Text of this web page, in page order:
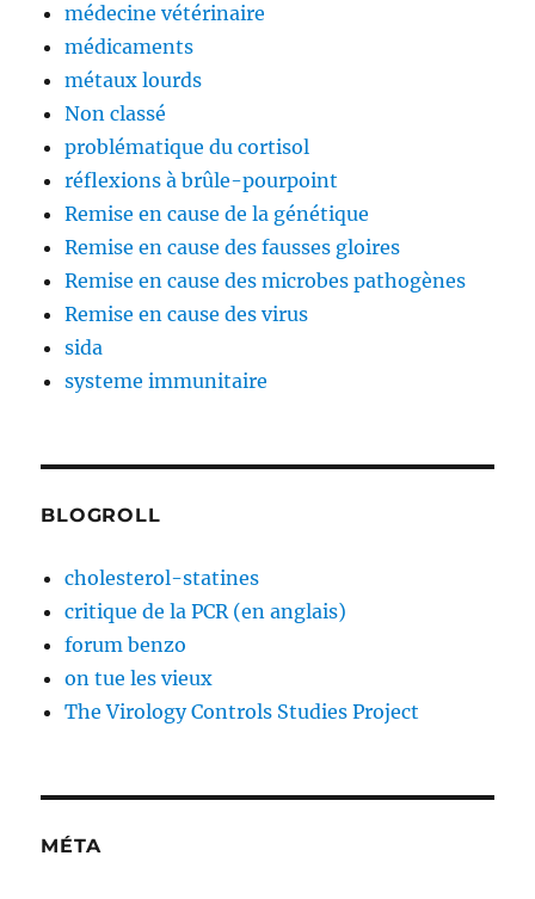
médecine vétérinaire
médicaments
métaux lourds
Non classé
problématique du cortisol
réflexions à brûle-pourpoint
Remise en cause de la génétique
Remise en cause des fausses gloires
Remise en cause des microbes pathogènes
Remise en cause des virus
sida
systeme immunitaire
BLOGROLL
cholesterol-statines
critique de la PCR (en anglais)
forum benzo
on tue les vieux
The Virology Controls Studies Project
MÉTA